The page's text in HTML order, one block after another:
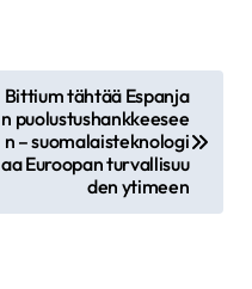
Bittium tähtää Espanja
n puolustushankkeesee
n – suomalaisteknologi
aa Euroopan turvallisuu
den ytimeen